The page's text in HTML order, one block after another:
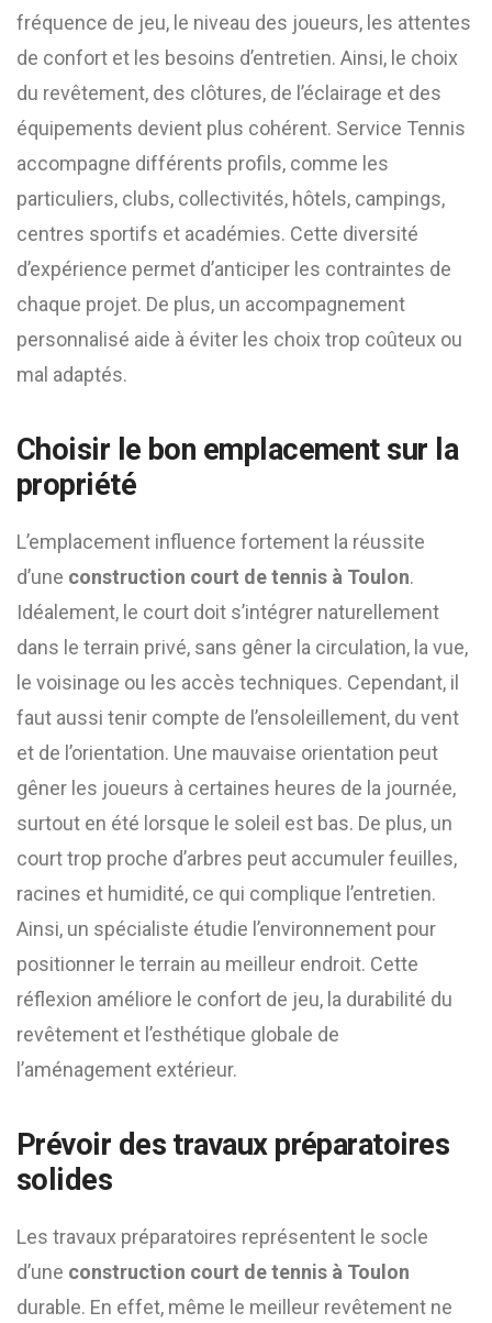
fréquence de jeu, le niveau des joueurs, les attentes
de confort et les besoins d’entretien. Ainsi, le choix
du revêtement, des clôtures, de l’éclairage et des
équipements devient plus cohérent. Service Tennis
accompagne différents profils, comme les
particuliers, clubs, collectivités, hôtels, campings,
centres sportifs et académies. Cette diversité
d’expérience permet d’anticiper les contraintes de
chaque projet. De plus, un accompagnement
personnalisé aide à éviter les choix trop coûteux ou
mal adaptés.
Choisir le bon emplacement sur la
propriété
L’emplacement influence fortement la réussite
d’une construction court de tennis à Toulon.
Idéalement, le court doit s’intégrer naturellement
dans le terrain privé, sans gêner la circulation, la vue,
le voisinage ou les accès techniques. Cependant, il
faut aussi tenir compte de l’ensoleillement, du vent
et de l’orientation. Une mauvaise orientation peut
gêner les joueurs à certaines heures de la journée,
surtout en été lorsque le soleil est bas. De plus, un
court trop proche d’arbres peut accumuler feuilles,
racines et humidité, ce qui complique l’entretien.
Ainsi, un spécialiste étudie l’environnement pour
positionner le terrain au meilleur endroit. Cette
réflexion améliore le confort de jeu, la durabilité du
revêtement et l’esthétique globale de
l’aménagement extérieur.
Prévoir des travaux préparatoires
solides
Les travaux préparatoires représentent le socle
d’une construction court de tennis à Toulon
durable. En effet, même le meilleur revêtement ne